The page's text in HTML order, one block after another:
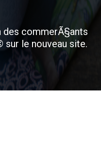
commerÃ§ants
sur le nouveau site.